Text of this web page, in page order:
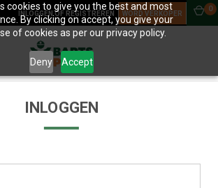
cookies to give you the best and most
By clicking on accept, you give your
of cookies as per our privacy policy.
Deny Accept
INLOGGEN OF REGISTREREN WORD VERKOPER
0
INLOGGEN